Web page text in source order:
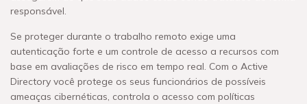
responsável.
Se proteger durante o trabalho remoto exige uma
autenticação forte e um controle de acesso a recursos com
base em avaliações de risco em tempo real. Com o Active
Directory você protege os seus funcionários de possíveis
ameaças cibernéticas, controla o acesso com políticas